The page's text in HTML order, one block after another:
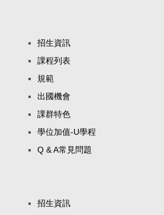
招生資訊
課程列表
規範
出國機會
課群特色
學位加值-U學程
Q & A常見問題
招生資訊